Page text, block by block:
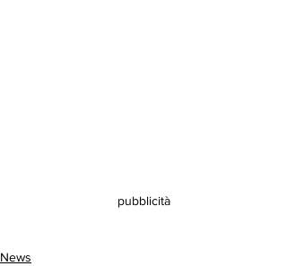
pubblicità
News